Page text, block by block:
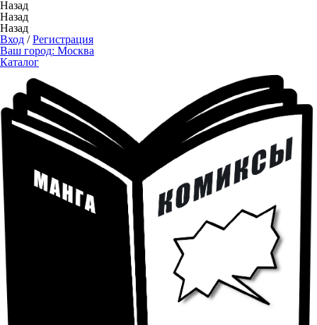
Назад
Назад
Назад
Вход /Регистрация
Ваш город: Москва
Каталог